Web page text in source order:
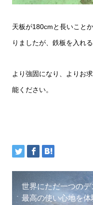
天板が180cmと長いこと
りましたが、鉄板を入れ
より強固になり、よりお
能ください。
世界にただ一つのデ
最高の使い心地を体